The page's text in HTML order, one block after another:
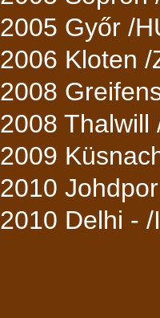
2005 Győr /
2006 Kloten
2008
2008 Thalwill
2009
2010
2010 Delhi -